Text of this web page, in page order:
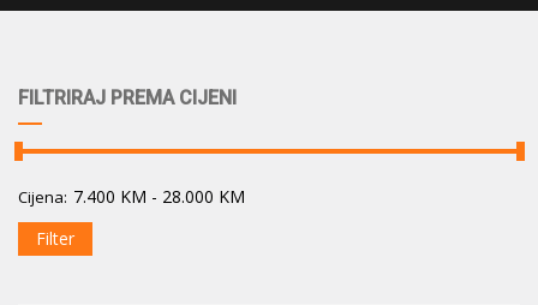
FILTRIRAJ PREMA CIJENI
Cijena: 7.400 KM - 28.000 KM
Filter